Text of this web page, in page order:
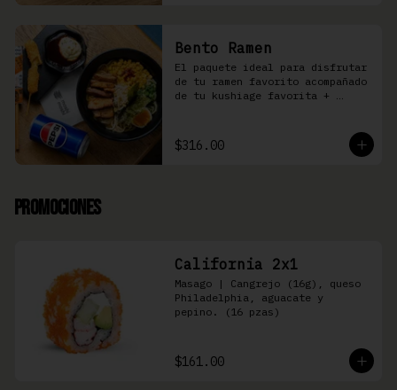
Bento Ramen
El paquete ideal para disfrutar
de tu ramen favorito acompañado
de tu kushiage favorita +
$316.00
Promociones
California 2x1
Masago | Cangrejo (16g), queso
Philadelphia, aguacate y
pepino. (16 pzas)
$161.00